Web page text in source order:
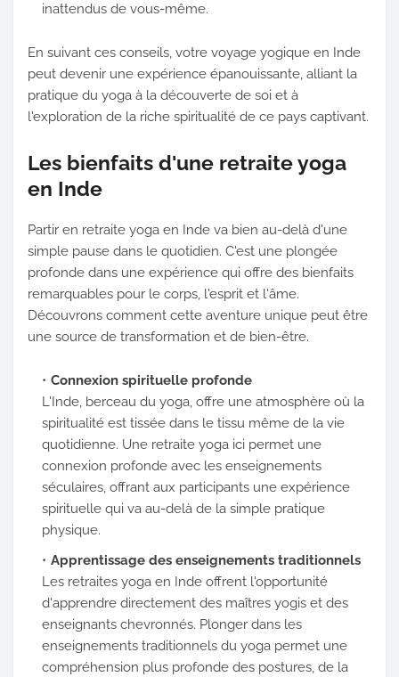
inattendus de vous-même.
En suivant ces conseils, votre voyage yogique en Inde
peut devenir une expérience épanouissante, alliant la
pratique du yoga à la découverte de soi et à
l'exploration de la riche spiritualité de ce pays captivant.
Les bienfaits d'une retraite yoga
en Inde
Partir en retraite yoga en Inde va bien au-delà d'une
simple pause dans le quotidien. C'est une plongée
profonde dans une expérience qui offre des bienfaits
remarquables pour le corps, l'esprit et l'âme.
Découvrons comment cette aventure unique peut être
une source de transformation et de bien-être.
Connexion spirituelle profonde
L'Inde, berceau du yoga, offre une atmosphère où la
spiritualité est tissée dans le tissu même de la vie
quotidienne. Une retraite yoga ici permet une
connexion profonde avec les enseignements
séculaires, offrant aux participants une expérience
spirituelle qui va au-delà de la simple pratique
physique.
Apprentissage des enseignements traditionnels
Les retraites yoga en Inde offrent l'opportunité
d'apprendre directement des maîtres yogis et des
enseignants chevronnés. Plonger dans les
enseignements traditionnels du yoga permet une
compréhension plus profonde des postures, de la